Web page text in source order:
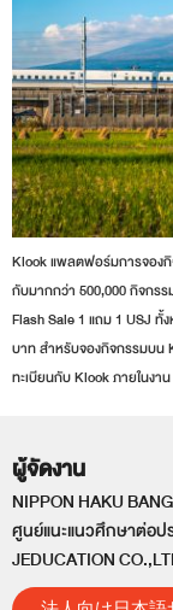
Klook แพลตฟอร์มการจองกิ
กับมากกว่า 500,000 กิจกร
Flash Sale 1 แถม 1 USJ ทั้
บาท สำหรับจองกิจกรรมบน
ทะเบียนกับ Klook ภายในงา
ผู้จัดงาน
NIPPON HAKU
ศูนย์แนะแนวศึกษาต่อป
JEDUCATION